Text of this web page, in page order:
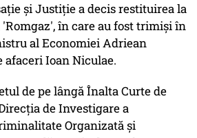
şi Justiţie a decis restituirea la
'Romgaz', în care au fost trimişi în
al Economiei Adriean
afaceri Ioan Niculae.
de pe lângă Înalta Curte de
de Investigare a
Organizată şi